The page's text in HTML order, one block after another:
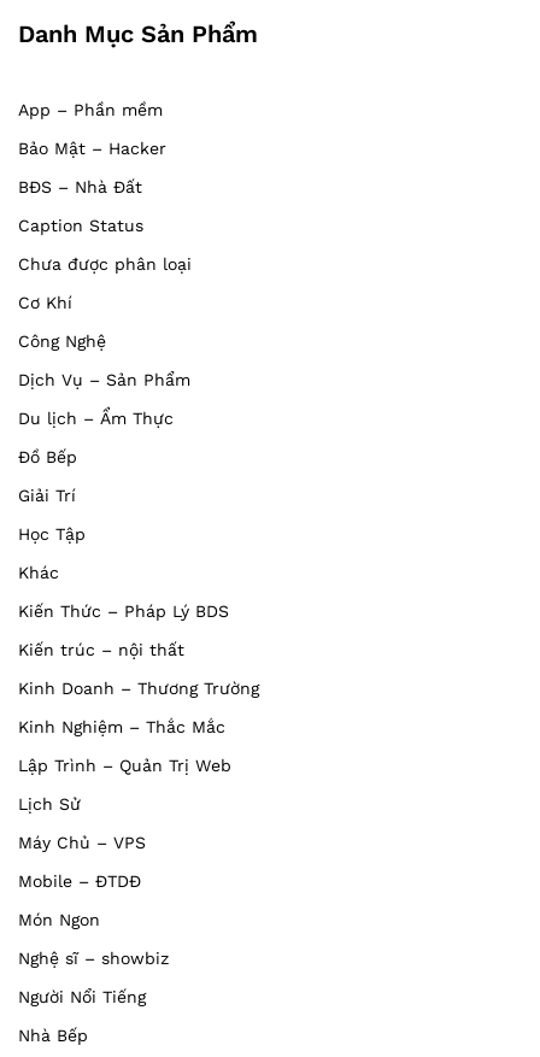
Danh Mục Sản Phẩm
App – Phần mềm
Bảo Mật – Hacker
BĐS – Nhà Đất
Caption Status
Chưa được phân loại
Cơ Khí
Công Nghệ
Dịch Vụ – Sản Phẩm
Du lịch – Ẩm Thực
Đồ Bếp
Giải Trí
Học Tập
Khác
Kiến Thức – Pháp Lý BDS
Kiến trúc – nội thất
Kinh Doanh – Thương Trường
Kinh Nghiệm – Thắc Mắc
Lập Trình – Quản Trị Web
Lịch Sử
Máy Chủ – VPS
Mobile – ĐTDĐ
Món Ngon
Nghệ sĩ – showbiz
Người Nổi Tiếng
Nhà Bếp